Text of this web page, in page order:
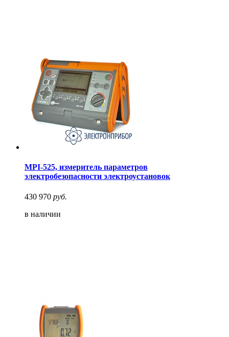
MPI-525, измеритель параметров
электробезопасности электроустановок
430 970 руб.
в наличии